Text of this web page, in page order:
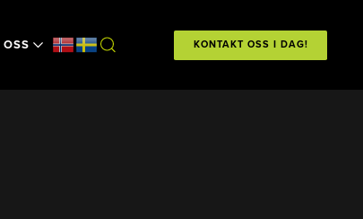
OSS KONTAKT OSS I DAG!